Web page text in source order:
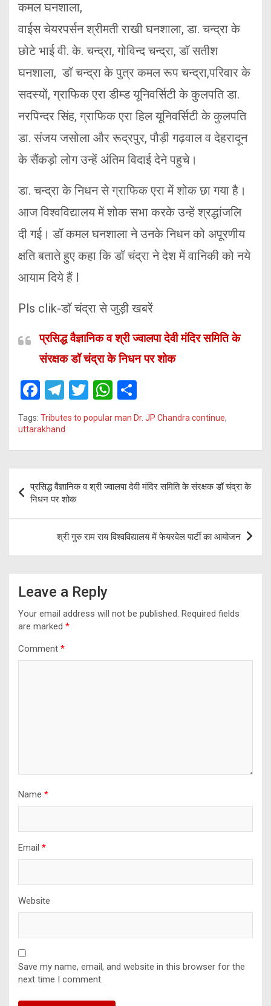
कमल घनशाला,
वाईस चेयरपर्सन श्रीमती राखी घनशाला, डा. चन्द्रा के
छोटे भाई वी. के. चन्द्रा, गोविन्द चन्द्रा, डॉ सतीश
घनशाला, डॉ चन्द्रा के पुत्र कमल रूप चन्द्रा,परिवार के
सदस्यों, ग्राफिक एरा डीम्ड यूनिवर्सिटी के कुलपति डा.
नरपिन्दर सिंह, ग्राफिक एरा हिल यूनिवर्सिटी के कुलपति
डा. संजय जसोला और रूद्रपुर, पौड़ी गढ़वाल व देहरादून
के सैंकड़ो लोग उन्हें अंतिम विदाई देने पहुचे।
डा. चन्द्रा के निधन से ग्राफिक एरा में शोक छा गया है।
आज विश्वविद्यालय में शोक सभा करके उन्हें श्रद्धांजलि
दी गई। डॉ कमल घनशाला ने उनके निधन को अपूरणीय
क्षति बताते हुए कहा कि डॉ चंद्रा ने देश में वानिकी को नये
आयाम दिये हैं l
Pls clik-डॉ चंद्रा से जुड़ी खबरें
प्रसिद्ध वैज्ञानिक व श्री ज्वालपा देवी मंदिर समिति के
संरक्षक डॉ चंद्रा के निधन पर शोक
F
a
ce
b
o
k
T
el
e
gr
m
T
wi
tt
er
W
at
s
p
h
ar
e
Tags: Tributes to popular man Dr. JP Chandra continue,
uttarakhand
navigation
प्रसिद्ध वैज्ञानिक व श्री ज्वालपा देवी मंदिर समिति के संरक्षक डॉ चंद्रा के
निधन पर शोक
श्री गुरु राम राय विश्वविद्यालय में फेयरवेल पार्टी का आयोजन
Leave a Reply
Your email address will not be published. Required fields
are marked *
Comment *
Name *
Email *
Website
Save my name, email, and website in this browser for the
next time I comment.